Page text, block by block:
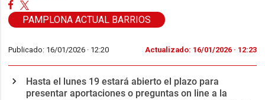
PAMPLONA ACTUAL BARRIOS
Publicado: 16/01/2026 · 12:20 Actualizado: 16/01/2026 · 12:23
Hasta el lunes 19 estará abierto el plazo para
presentar aportaciones o preguntas on line a la